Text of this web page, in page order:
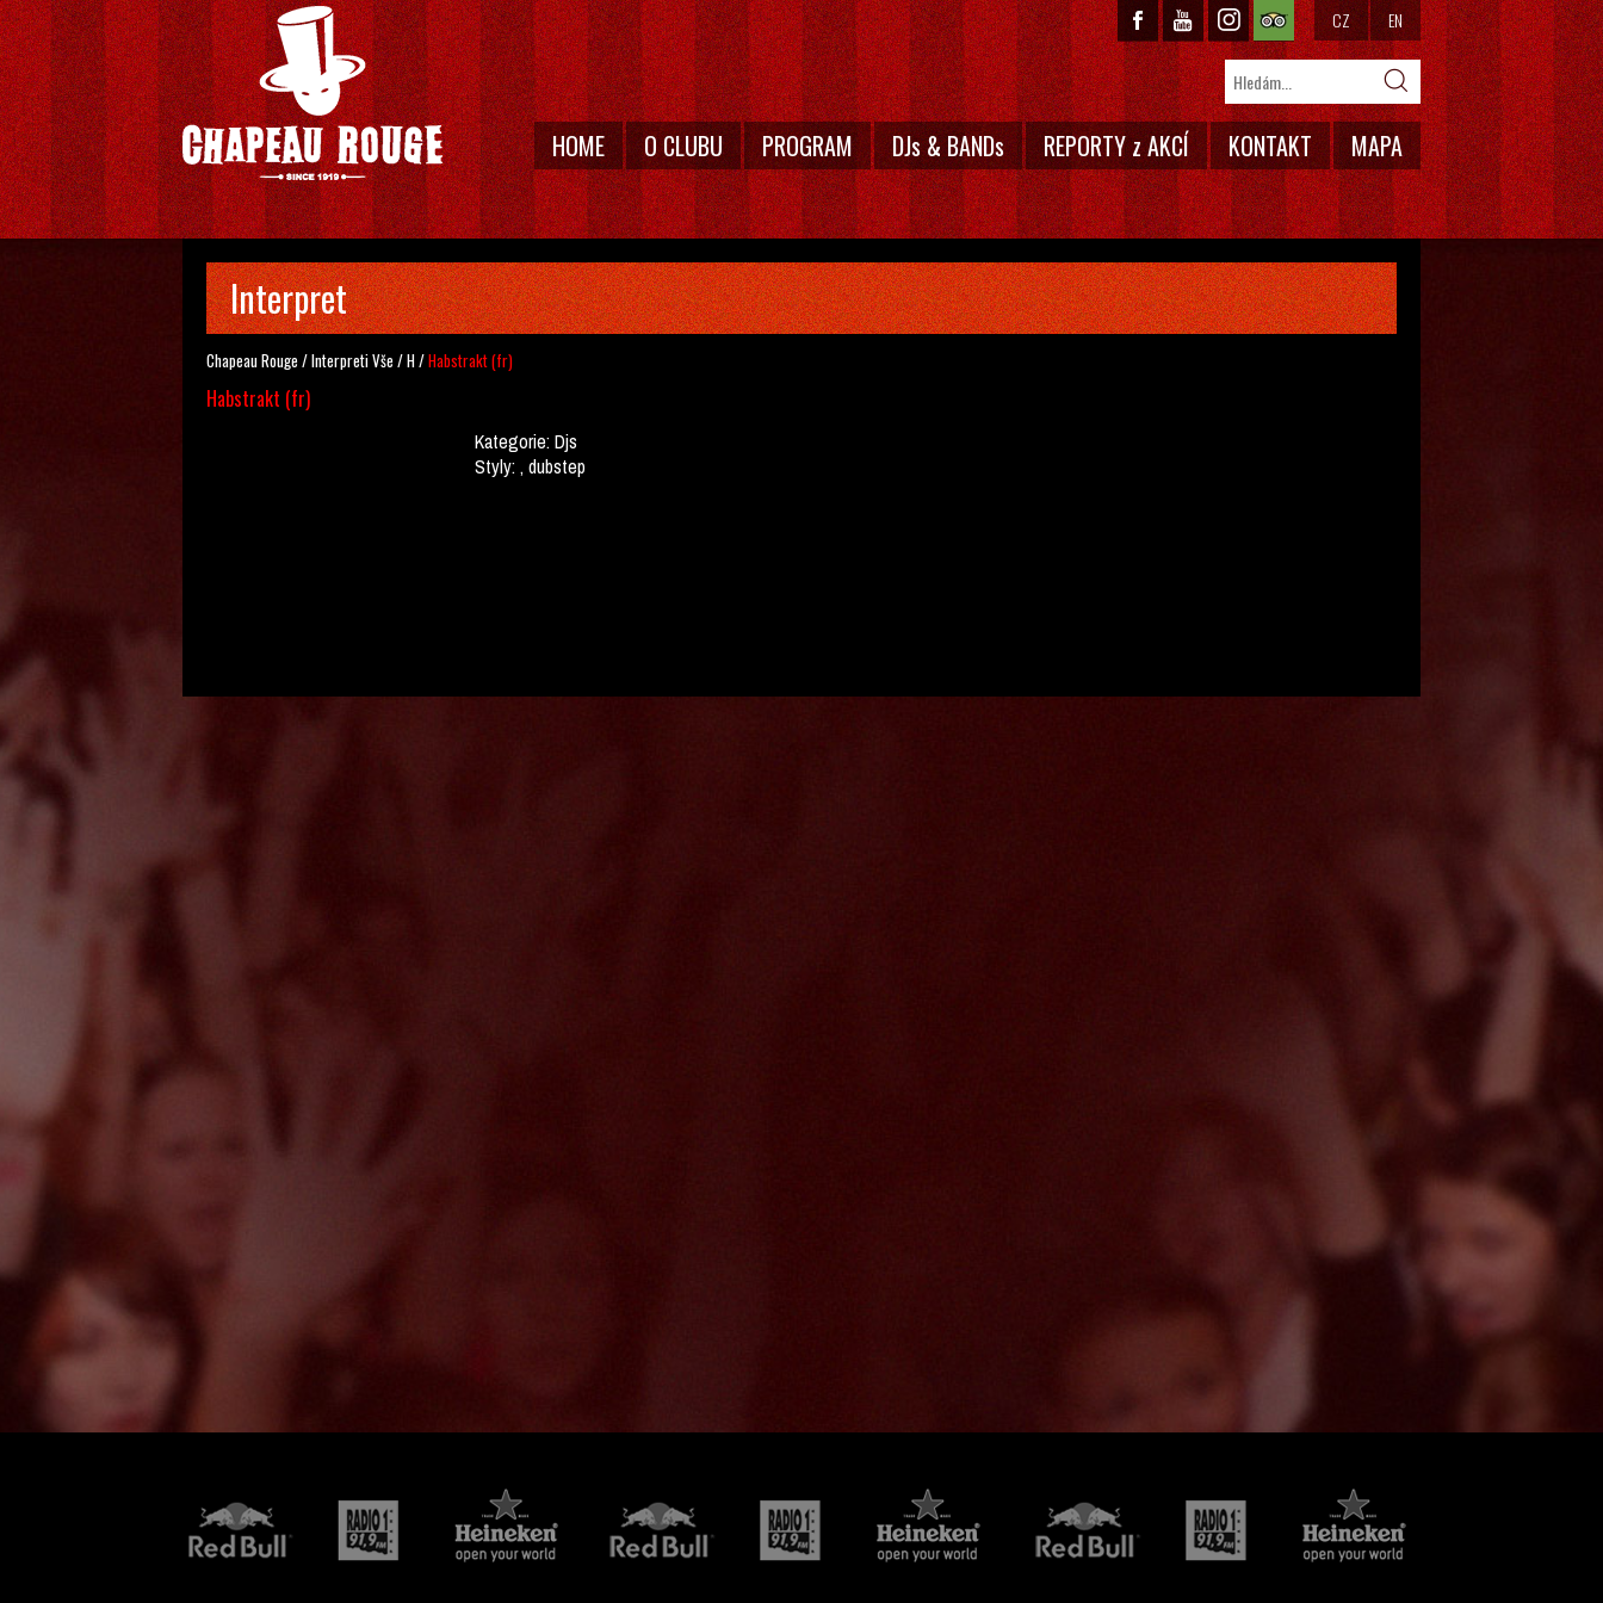
HOME O CLUBU PROGRAM DJs & BANDs REPORTY z AKCÍ KONTAKT MAPA
CZ EN
Interpret
Chapeau Rouge /InterpretiVše /H/Habstrakt (fr)
Habstrakt (fr)
Kategorie:Djs
Styly:, dubstep